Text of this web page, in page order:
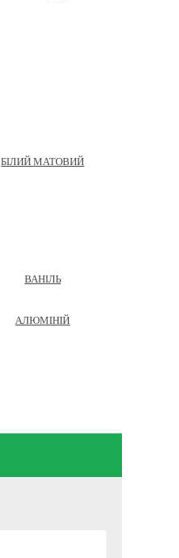
БІЛИЙ МАТОВИЙ
ВАНІЛЬ
АЛЮМІНІЙ